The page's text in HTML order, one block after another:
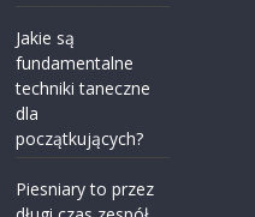
Jakie są
fundamentalne
techniki taneczne
dla
początkujących?
Piesniary to przez